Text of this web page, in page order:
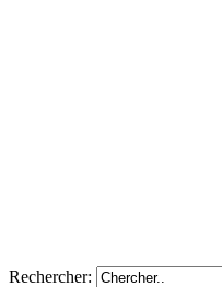
Rechercher: